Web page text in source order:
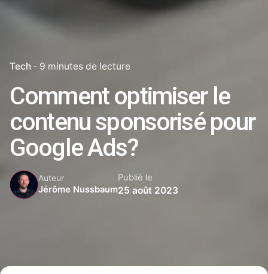
Tech 9 minutes de lecture
Comment optimiser le
contenu sponsorisé pour
Google Ads?
Auteur
Jérôme Nussbaum
Publié le
25 août 2023